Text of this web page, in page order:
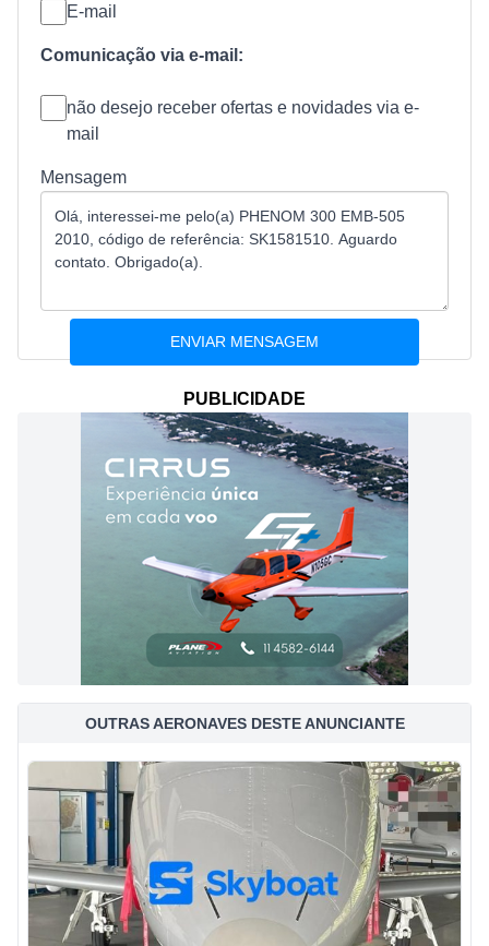
E-mail
Comunicação via e-mail:
não desejo receber ofertas e novidades via e-
mail
Mensagem
PUBLICIDADE
OUTRAS AERONAVES DESTE ANUNCIANTE